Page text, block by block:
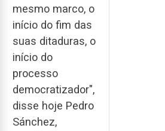
mesmo marco, o
início do fim das
suas ditaduras, o
início do
processo
democratizador",
disse hoje Pedro
Sánchez,